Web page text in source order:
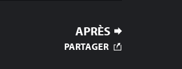
APRÈS
PARTAGER